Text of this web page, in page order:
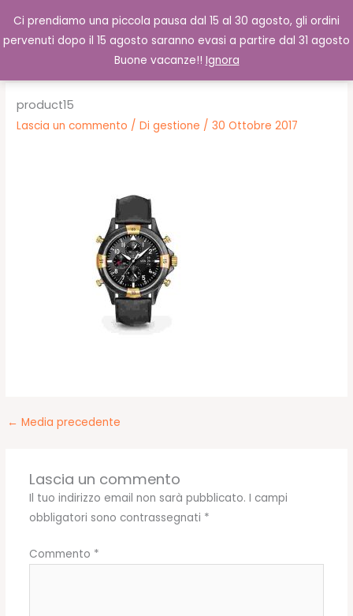
Ci prendiamo una piccola pausa dal 15 al 30 agosto, gli ordini
pervenuti dopo il 15 agosto saranno evasi a partire dal 31 agosto
Buone vacanze!! Ignora
contenuto
0,00€ Cerca
product15
Lascia un commento / Digestione /30 Ottobre 2017
← Media precedente
Lascia un commento
Il tuo indirizzo email non sarà pubblicato. I campi
obbligatori sono contrassegnati *
Commento *